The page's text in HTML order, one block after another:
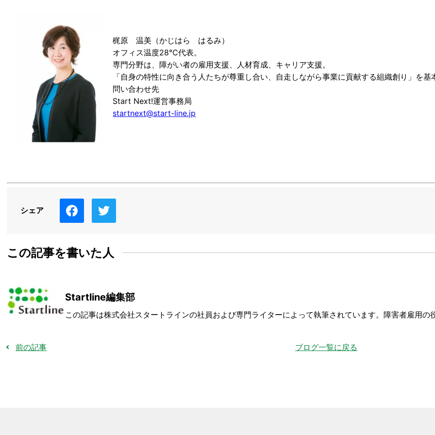
梶原 温美（かじはら はるみ）
オフィス温度28℃代表。
専門分野は、障がい者の雇用支援、人材育成、キャリア支援。
「自身の特性に向き合う人たちが尊重し合い、自走しながら事業に貢献する組織創り」を基
問い合わせ先
Start Next!運営事務局
startnext@start-line.jp
シェア
この記事を書いた人
Startline編集部
この記事は株式会社スタートラインの社員および専門ライターによって執筆されています。障害者雇用の
前の記事 ブログ一覧に戻る